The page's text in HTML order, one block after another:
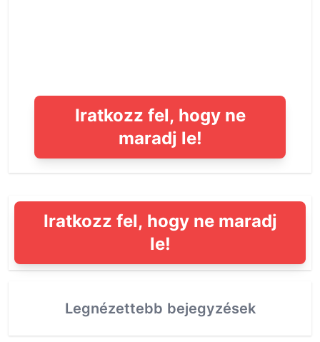
Iratkozz fel, hogy ne
maradj le!
Iratkozz fel, hogy ne maradj
le!
Legnézettebb bejegyzések